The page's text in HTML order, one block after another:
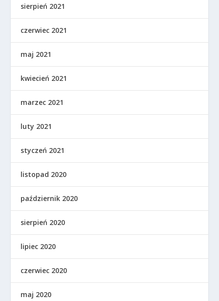
sierpień 2021
czerwiec 2021
maj 2021
kwiecień 2021
marzec 2021
luty 2021
styczeń 2021
listopad 2020
październik 2020
sierpień 2020
lipiec 2020
czerwiec 2020
maj 2020